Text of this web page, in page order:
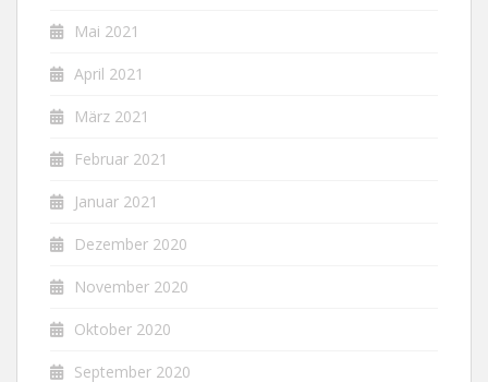
Mai 2021
April 2021
März 2021
Februar 2021
Januar 2021
Dezember 2020
November 2020
Oktober 2020
September 2020